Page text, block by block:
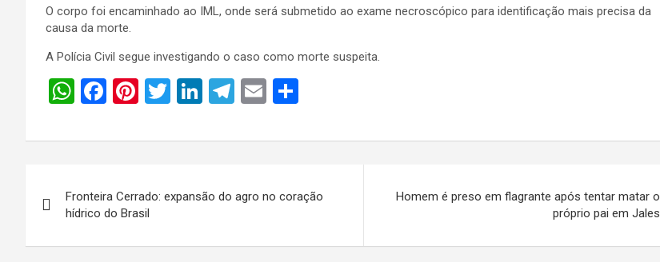
O corpo foi encaminhado ao IML, onde será submetido ao exame necroscópico para identificação mais precisa da
causa da morte.
A Polícia Civil segue investigando o caso como morte suspeita.
W
at
A
p
p
F
ce
o
o
k
Pi
er
t
T
tt
Li
ke
n
T
e
a
E
ail ar
de
Post
Fronteira Cerrado: expansão do agro no coração
hídrico do Brasil
Homem é preso em flagrante após tentar matar o
próprio pai em Jales